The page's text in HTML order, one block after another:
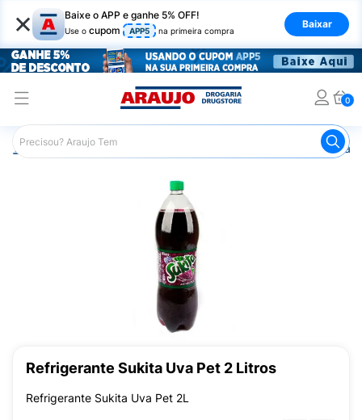
× Baixe o APP e ganhe 5% OFF!
Use o cupom APP5 na primeira compra
Baixar
0
Araujo Mercado
Refrigerante Sukita Uva Pet 2 Litros
Refrigerante Sukita Uva Pet 2L